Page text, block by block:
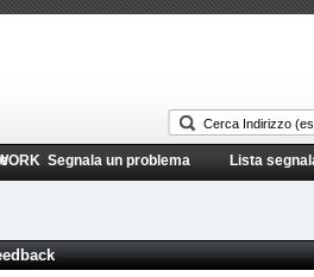
Segnala un problema Lista